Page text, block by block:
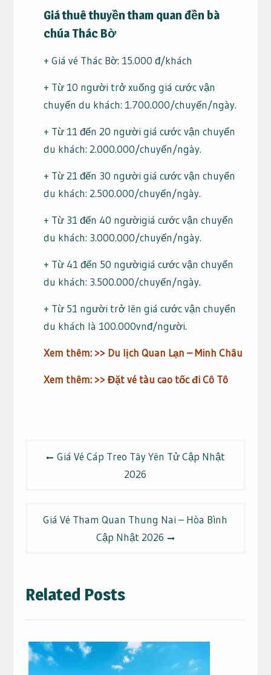
Giá thuê thuyền tham quan đền bà
chúa Thác Bờ
+ Giá vé Thác Bờ: 15.000 đ/khách
+ Từ 10 người trở xuống giá cước vận
chuyển du khách: 1.700.000/chuyến/ngày.
+ Từ 11 đến 20 người giá cước vận chuyển
du khách: 2.000.000/chuyến/ngày.
+ Từ 21 đến 30 người giá cước vận chuyển
du khách: 2.500.000/chuyến/ngày.
+ Từ 31 đến 40 ngườigiá cước vận chuyển
du khách: 3.000.000/chuyến/ngày.
+ Từ 41 đến 50 ngườigiá cước vận chuyển
du khách: 3.500.000/chuyến/ngày.
+ Từ 51 người trở lên giá cước vận chuyển
du khách là 100.000vnđ/người.
Xem thêm: >> Du lịch Quan Lạn – Minh Châu
Xem thêm: >>Đặt vé tàu cao tốc đi Cô Tô
Giá Vé Cáp Treo Tây Yên Tử Cập Nhật
2026
Giá Vé Tham Quan Thung Nai – Hòa Bình
Cập Nhật 2026
Related Posts